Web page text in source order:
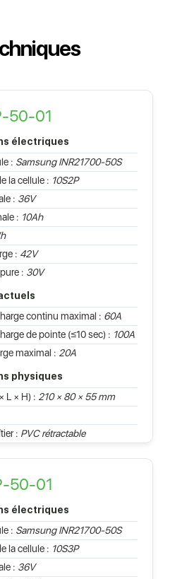
50-01
électriques
: Samsung INR21700-50S
la cellule : 10S2P
: 36V
: 10Ah
: 42V
: 30V
continu maximal : 60A
de pointe (≤10 sec) : 100A
maximal : 20A
physiques
L × H) : 210 × 80 × 55 mm
: PVC rétractable
50-01
électriques
: Samsung INR21700-50S
la cellule : 10S3P
: 36V